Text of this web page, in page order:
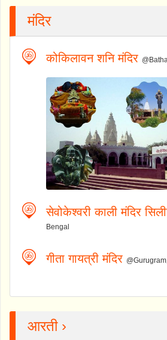
मंदिर
कोकिलावन शनि मंदिर
सेवोकेश्वरी काली मंदिर
Bengal
गीता गायत्री मंदिर
आरती ›